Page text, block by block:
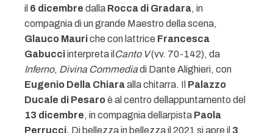
il 6 dicembre dalla Rocca di Gradara, in
compagnia di un grande Maestro della scena,
Glauco Mauriche con lattrice Francesca
Gabucciinterpreta il Canto V(vv. 70-142), da
Inferno, Divina Commediadi Dante Alighieri, con
Eugenio Della Chiaraalla chitarra. Il Palazzo
Ducale di Pesaroè al centro dellappuntamento del
13 dicembre, in compagnia dellarpista Paola
Perrucci. Di bellezza in bellezza il 2021 si apre il 3